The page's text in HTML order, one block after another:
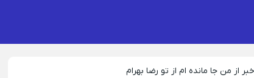
از من جا مانده ام از تو رضا بهرام